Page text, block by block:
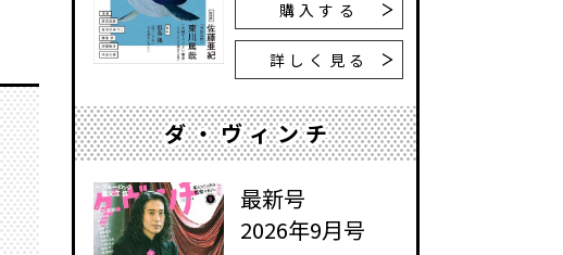
購入する
詳しく見る
ダ・ヴィンチ
最新号
2026年9月号